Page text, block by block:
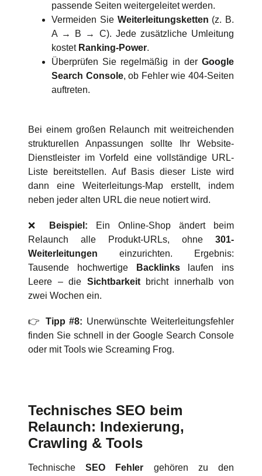
passende Seiten weitergeleitet werden.
Vermeiden Sie Weiterleitungsketten (z. B.
A → B → C). Jede zusätzliche Umleitung
kostet Ranking-Power.
Überprüfen Sie regelmäßig in der Google
Search Console, ob Fehler wie 404-Seiten
auftreten.
Bei einem großen Relaunch mit weitreichenden
strukturellen Anpassungen sollte Ihr Website-
Dienstleister im Vorfeld eine vollständige URL-
Liste bereitstellen. Auf Basis dieser Liste wird
dann eine Weiterleitungs-Map erstellt, indem
neben jeder alten URL die neue notiert wird.
❌ Beispiel: Ein Online-Shop ändert beim
Relaunch alle Produkt-URLs, ohne 301-
Weiterleitungen einzurichten. Ergebnis:
Tausende hochwertige
Backlinkslaufen ins
Leere – die Sichtbarkeitbricht innerhalb von
zwei Wochen ein.
👉 Tipp #8: Unerwünschte Weiterleitungsfehler
finden Sie schnell in der Google Search Console
oder mit Tools wie Screaming Frog.
Technisches SEO beim
Relaunch: Indexierung,
Crawling & Tools
TechnischeSEO Fehler gehören zu den